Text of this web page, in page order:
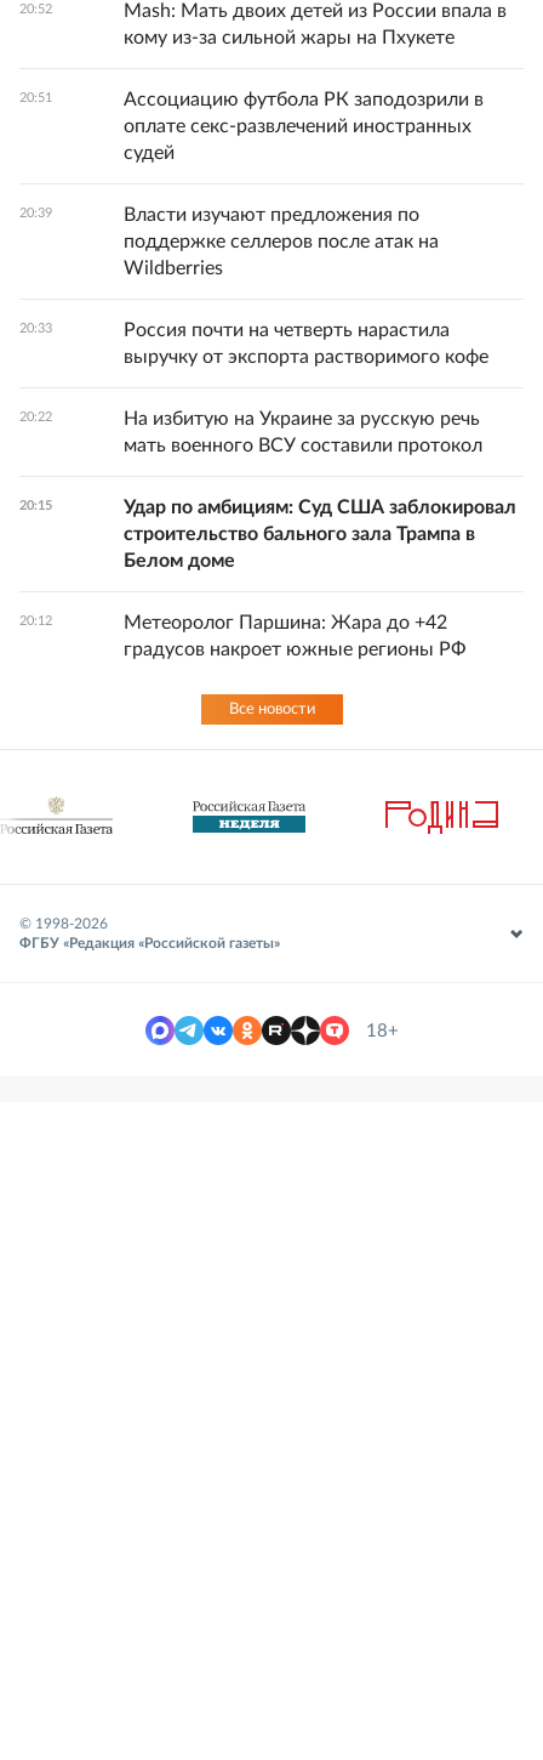
20:52
Mash: Мать двоих детей из России впала в
кому из-за сильной жары на Пхукете
20:51
Ассоциацию футбола РК заподозрили в
оплате секс-развлечений иностранных
судей
20:39
Власти изучают предложения по
поддержке селлеров после атак на
Wildberries
20:33
Россия почти на четверть нарастила
выручку от экспорта растворимого кофе
20:22
На избитую на Украине за русскую речь
мать военного ВСУ составили протокол
20:15
Удар по амбициям: Суд США заблокировал
строительство бального зала Трампа в
Белом доме
20:12
Метеоролог Паршина: Жара до +42
градусов накроет южные регионы РФ
Все новости
© 1998-2026
ФГБУ «Редакция «Российской газеты»
18+